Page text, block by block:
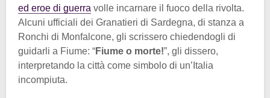
ed eroe di guerra volle incarnare il fuoco della rivolta.
Alcuni ufficiali dei Granatieri di Sardegna, di stanza a
Ronchi di Monfalcone, gli scrissero chiedendogli di
guidarli a Fiume: “Fiume o morte!”, gli dissero,
interpretando la città come simbolo di un’Italia
incompiuta.